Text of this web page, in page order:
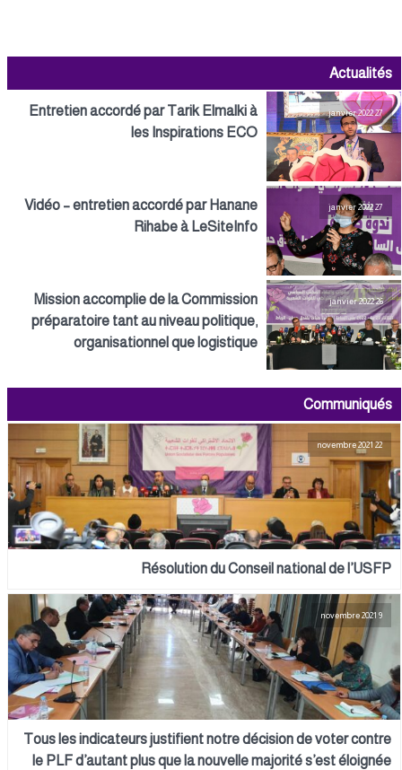
Actualités
27 janvier 2022
Entretien accordé par Tarik Elmalki à
les Inspirations ECO
27 janvier 2022
Vidéo – entretien accordé par Hanane
Rihabe à LeSiteInfo
26 janvier 2022
Mission accomplie de la Commission
préparatoire tant au niveau politique,
organisationnel que logistique
Communiqués
22 novembre 2021
Résolution du Conseil national de l’USFP
Tous les indicateurs justifient notre décision de voter contre
le PLF d’autant plus que la nouvelle majorité s’est éloignée